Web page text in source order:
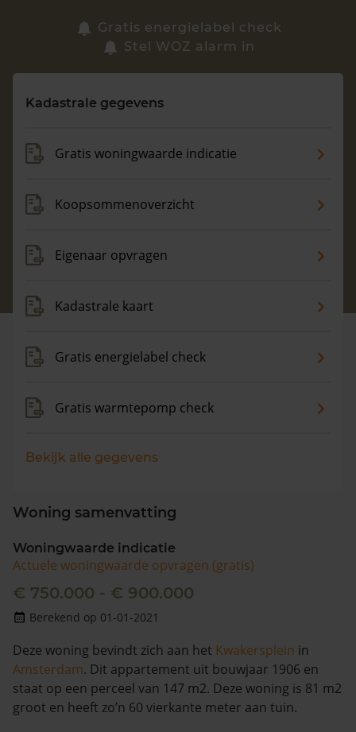
Zoek een woning
Maandag t/m vrijdag - 08:00 -18:00
Gratis energielabel check
Stel WOZ alarm in
Kadastrale gegevens
Gratis woningwaarde indicatie
Koopsommenoverzicht
Eigenaar opvragen
Kadastrale kaart
Gratis energielabel check
Gratis warmtepomp check
Bekijk alle gegevens
Woning samenvatting
Woningwaarde indicatie
Actuele woningwaarde opvragen (gratis)
€ 750.000 - € 900.000
Berekend op 01-01-2021
Deze woning bevindt zich aan het Kwakersplein in
Amsterdam. Dit appartement uit bouwjaar 1906 en
staat op een perceel van 147 m2. Deze woning is 81 m2
groot en heeft zo’n 60 vierkante meter aan tuin.